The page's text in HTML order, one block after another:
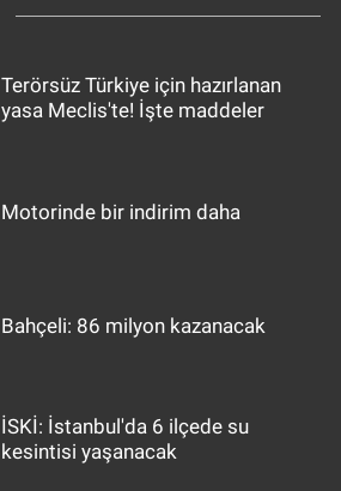
Terörsüz Türkiye için hazırlanan
yasa Meclis'te! İşte maddeler
Motorinde bir indirim daha
Bahçeli: 86 milyon kazanacak
İSKİ: İstanbul'da 6 ilçede su
kesintisi yaşanacak